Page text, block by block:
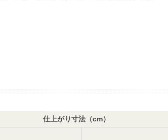
仕上がり寸法（cm）